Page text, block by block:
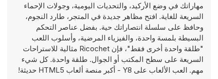
مهاراتك في وضع الأركيد، والتحديات اليومية، وجولات الإحماء
السريعة للغاية. افتح مظاهر جديدة في المتجر، طارد النجوم،
وحافظ على سلسلة انتصاراتك حية. بفضل عناصر التحكم
البسيطة بلمسة واحدة، والفيزياء المرضية، وأسلوب اللعب
"طلقة واحدة أخرى فقط"، فإن Ricochet مثالية للاستراحات
السريعة على سطح المكتب أو الجوال. طلقة واحدة. كل شيء
مهم. العب الألعاب على Y8 - أكبر منصة ألعاب HTML5 حديثة!